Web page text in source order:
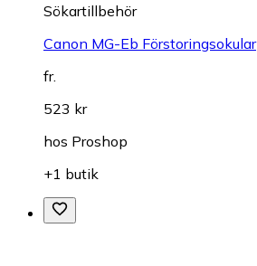
Sökartillbehör
Canon MG-Eb Förstoringsokular
fr.
523 kr
hos Proshop
+1 butik